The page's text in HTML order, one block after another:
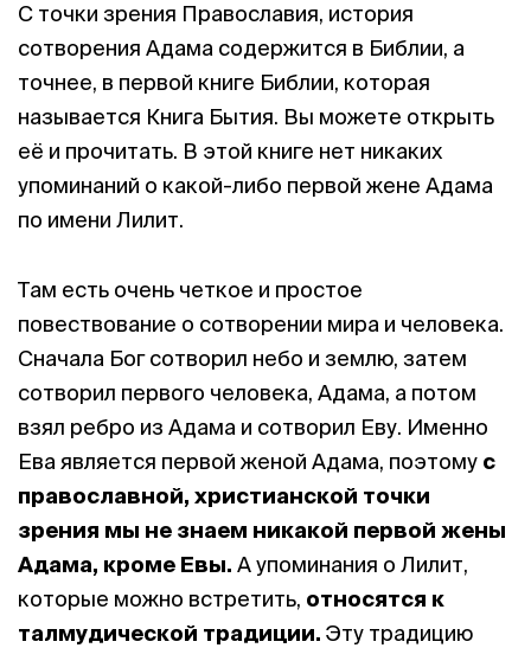
С точки зрения Православия, история
сотворения Адама содержится в Библии, а
точнее, в первой книге Библии, которая
называется Книга Бытия. Вы можете открыть
её и прочитать. В этой книге нет никаких
упоминаний о какой-либо первой жене Адама
по имени Лилит.
Там есть очень четкое и простое
повествование о сотворении мира и человека.
Сначала Бог сотворил небо и землю, затем
сотворил первого человека, Адама, а потом
взял ребро из Адама и сотворил Еву. Именно
Ева является первой женой Адама, поэтому с
православной, христианской точки
зрения мы не знаем никакой первой жены
Адама, кроме Евы. А упоминания о Лилит,
которые можно встретить, относятся к
талмудической традиции. Эту традицию